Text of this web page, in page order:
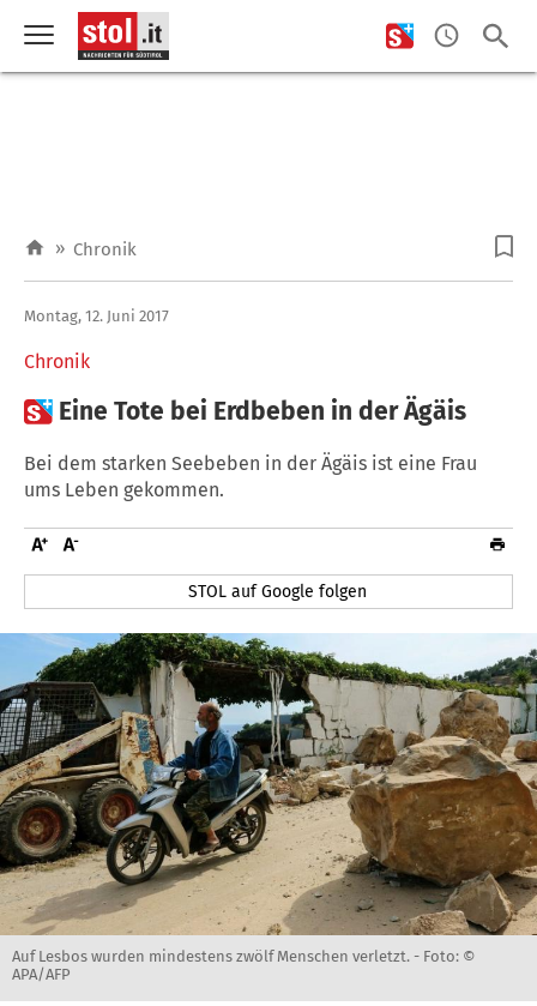
» Chronik
Chronik
Montag, 12. Juni 2017
 Eine Tote bei Erdbeben in der Ägäis
Bei dem starken Seebeben in der Ägäis ist eine Frau
ums Leben gekommen.
STOL auf Google folgen
Auf Lesbos wurden mindestens zwölf Menschen verletzt. - Foto: ©
APA/AFP